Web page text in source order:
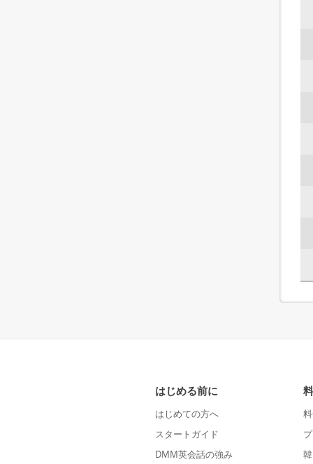
はじめる前に
はじめての方へ
スタートガイド
DMM英会話の強み